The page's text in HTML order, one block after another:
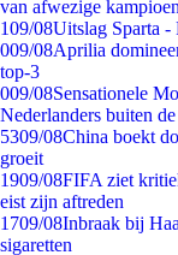
van afwezige
109/08Uitslag Sparta -
009/08Aprilia
top-3
009/08Sensationele
Nederlanders buiten
5309/08China boekt
groeit
1909/08FIFA ziet
eist zijn aftreden
1709/08Inbraak bij
sigaretten